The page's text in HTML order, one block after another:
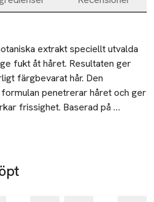
extrakt speciellt utvalda
fukt åt håret. Resultaten ger
färgbevarat hår. Den
penetrerar håret och ger
frissighet. Baserad på
olja. Fettsyrorna från
och skimrande glans
System - Naturligt UV